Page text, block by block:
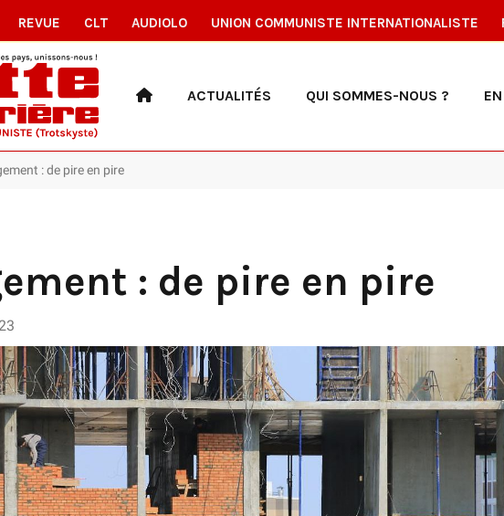
REVUE CLT AUDIOLO UNION COMMUNISTE INTERNATIONALISTE
ACTUALITÉS QUI SOMMES-NOUS ?
: de pire en pire
: de pire en pire